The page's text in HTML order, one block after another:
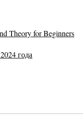
Theory for Beginners
года